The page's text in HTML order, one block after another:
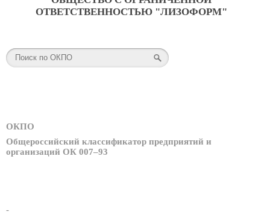
ОТВЕТСТВЕННОСТЬЮ "ЛИЗОФОРМ"
ОКПО
Общероссийский классификатор предприятий и
организаций ОК 007–93
-